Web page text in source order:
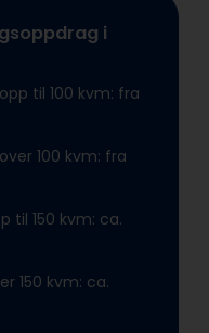
i
til 100 kvm: fra
100 kvm: fra
til 150 kvm: ca.
150 kvm: ca.